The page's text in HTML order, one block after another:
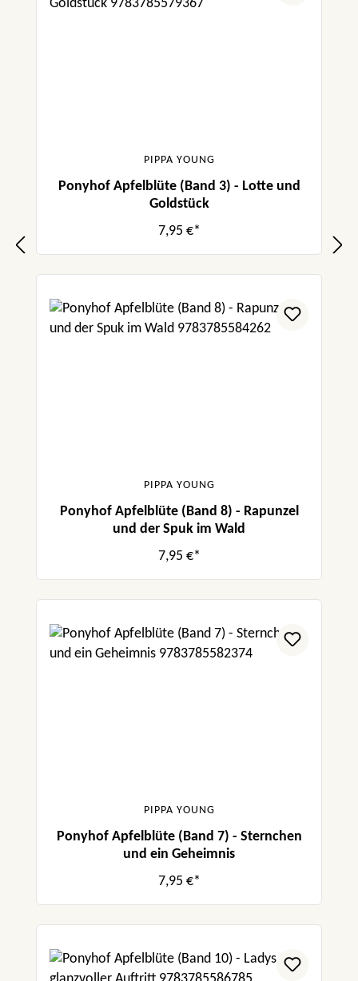
PIPPA YOUNG
Ponyhof Apfelblüte (Band 3) - Lotte und
Goldstück
7,95 €*
PIPPA YOUNG
Ponyhof Apfelblüte (Band 8) - Rapunzel
und der Spuk im Wald
7,95 €*
PIPPA YOUNG
Ponyhof Apfelblüte (Band 7) - Sternchen
und ein Geheimnis
7,95 €*